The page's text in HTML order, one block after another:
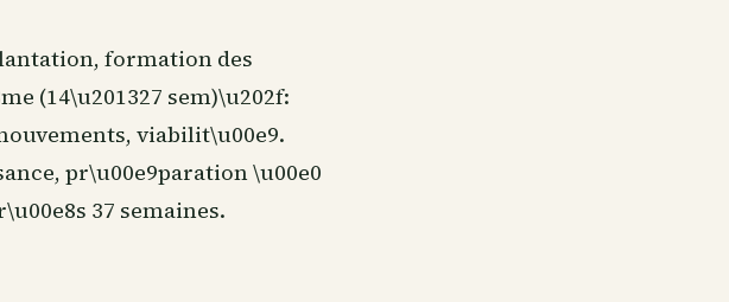
formation des
(14\u201327 sem)\u202f:
viabilit\u00e9.
pr\u00e9paration \u00e0
37 semaines.